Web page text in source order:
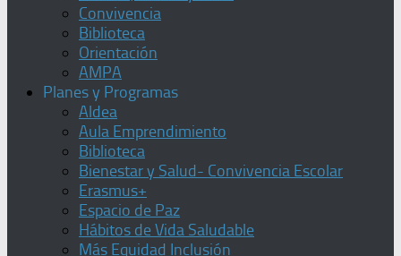
Convivencia
Biblioteca
Orientación
AMPA
Planes y Programas
Aldea
Aula Emprendimiento
Biblioteca
Bienestar y Salud- Convivencia Escolar
Erasmus+
Espacio de Paz
Hábitos de Vida Saludable
Más Equidad Inclusión